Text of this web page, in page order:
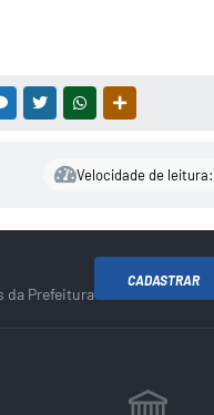
MESSENGER
TWITTERWHATSAPP
Velocidade de leitura:
da Prefeitura
CADASTRAR